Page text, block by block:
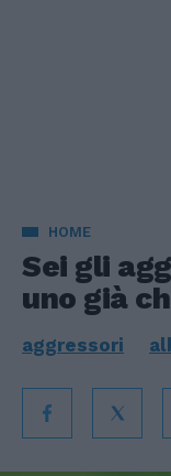
HOME
Sei gli
uno già
aggressori